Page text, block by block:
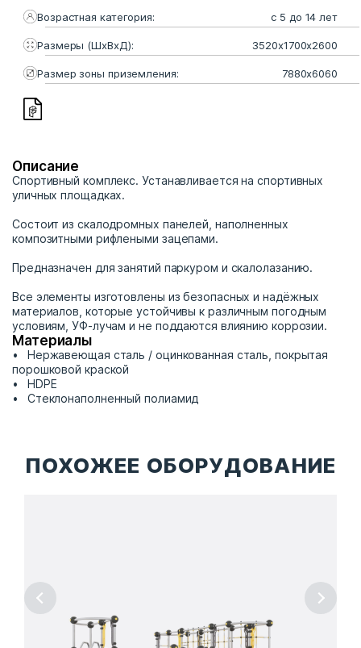
Возрастная категория: с 5 до 14 лет
Размеры (ШхВхД): 3520х1700х2600
Размер зоны приземления: 7880х6060
Описание
Спортивный комплекс. Устанавливается на спортивных
уличных площадках.
Состоит из скалодромных панелей, наполненных
композитными рифлеными зацепами.
Предназначен для занятий паркуром и скалолазанию.
Все элементы изготовлены из безопасных и надёжных
материалов, которые устойчивы к различным погодным
условиям, УФ-лучам и не поддаются влиянию коррозии.
Материалы
Нержавеющая сталь / оцинкованная сталь, покрытая
порошковой краской
HDPE
Стеклонаполненный полиамид
ПОХОЖЕЕ ОБОРУДОВАНИЕ